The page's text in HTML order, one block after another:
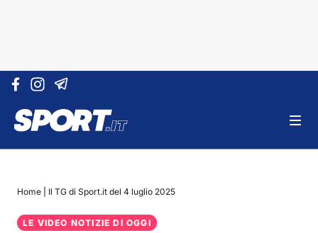
Vai al contenuto
Home Il TG di Sport.it del 4 luglio 2025
LE VIDEO NOTIZIE DI OGGI